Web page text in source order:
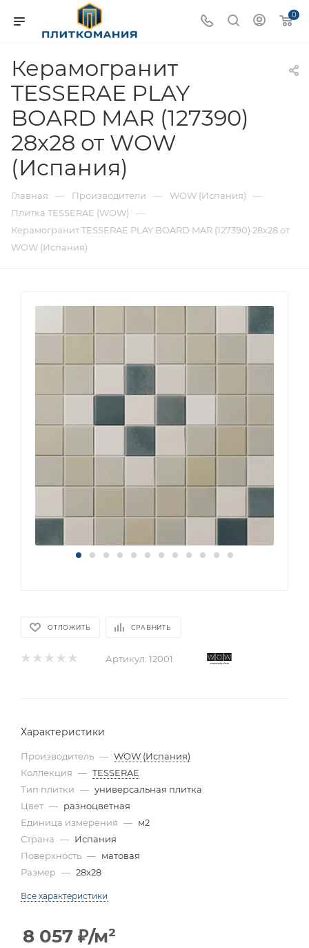
0
Керамогранит
TESSERAE PLAY
BOARD MAR (127390)
28x28 от WOW
(Испания)
Главная — Производители — WOW (Испания) —
Плитка TESSERAE (WOW) —
Керамогранит TESSERAE PLAY BOARD MAR (127390) 28x28 от
WOW (Испания)
ОТЛОЖИТЬ СРАВНИТЬ
Артикул: 12001
Характеристики
Производитель — WOW (Испания)
Коллекция — TESSERAE
Тип плитки — универсальная плитка
Цвет — разноцветная
Единица измерения — м2
Страна — Испания
Поверхность — матовая
Размер — 28x28
Все характеристики
8 057 ₽/м²